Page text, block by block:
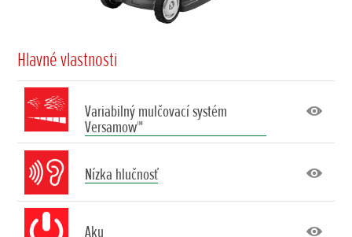
Hlavné vlastnosti
Variabilný mulčovací systém
Versamow™
Nízka hlučnosť
Aku